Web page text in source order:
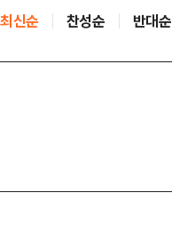
최신순 찬성순 반대순